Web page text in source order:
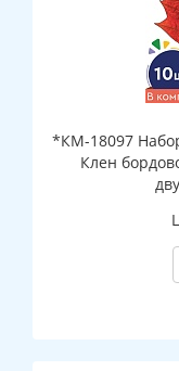
*КМ-18097
Клен